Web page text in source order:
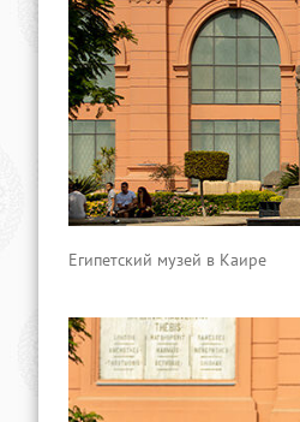
Египетский музей в Каире